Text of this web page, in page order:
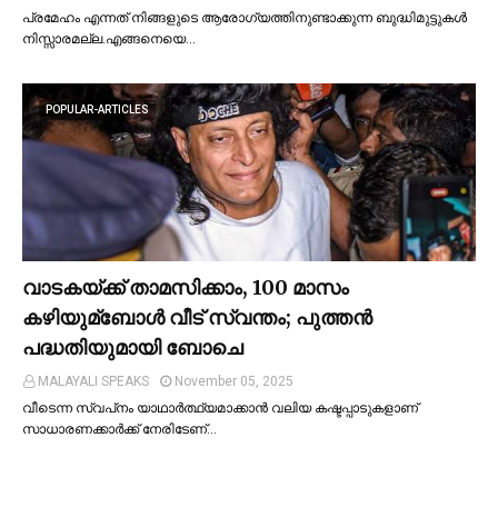
പ്രമേഹം എന്നത് നിങ്ങളുടെ ആരോഗ്യത്തിനുണ്ടാക്കുന്ന ബുദ്ധിമുട്ടുകള്‍
നിസ്സാരമല്ല.എങ്ങനെയെ…
POPULAR-ARTICLES
വാടകയ്ക്ക് താമസിക്കാം, 100 മാസം
കഴിയുമ്ബോള്‍ വീട് സ്വന്തം; പുത്തന്‍
പദ്ധതിയുമായി ബോചെ
MALAYALI SPEAKS
November 05, 2025
വീടെന്ന സ്വപ്‌നം യാഥാര്‍ത്ഥ്യമാക്കാന്‍ വലിയ കഷ്ടപ്പാടുകളാണ്
സാധാരണക്കാര്‍ക്ക് നേരിടേണ്…